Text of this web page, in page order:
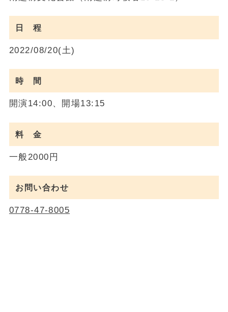
日 程
2022/08/20(土)
時 間
開演14:00、開場13:15
料 金
一般2000円
お問い合わせ
0778-47-8005